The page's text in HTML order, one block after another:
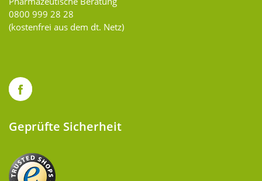
0800 999 28 28
(kostenfrei aus dem dt. Netz)
Geprüfte Sicherheit